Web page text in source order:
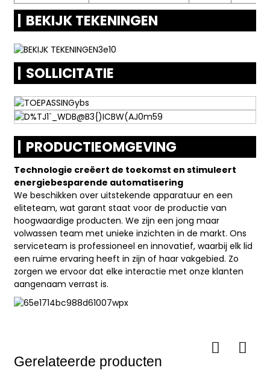
BEKIJK TEKENINGEN
SOLLICITATIE
PRODUCTIEOMGEVING
Technologie creëert de toekomst en stimuleert
energiebesparende automatisering
We beschikken over uitstekende apparatuur en een
eliteteam, wat garant staat voor de productie van
hoogwaardige producten. We zijn een jong maar
volwassen team met unieke inzichten in de markt. Ons
serviceteam is professioneel en innovatief, waarbij elk lid
een ruime ervaring heeft in zijn of haar vakgebied. Zo
zorgen we ervoor dat elke interactie met onze klanten
aangenaam verrast is.
Gerelateerde producten